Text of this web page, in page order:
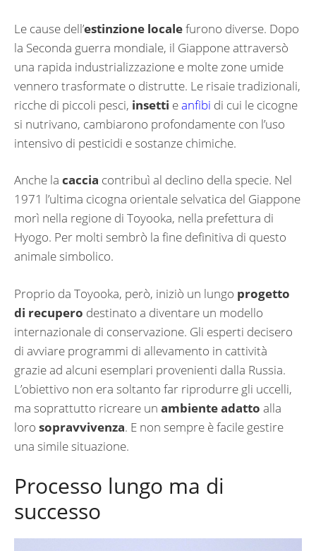
Le cause dell’estinzione localefurono diverse. Dopo
la Seconda guerra mondiale, il Giappone attraversò
una rapida industrializzazione e molte zone umide
vennero trasformate o distrutte. Le risaie tradizionali,
ricche di piccoli pesci, insetti eanfibi di cui le cicogne
si nutrivano, cambiarono profondamente con l’uso
intensivo di pesticidi e sostanze chimiche.
Anche la caccia contribuì al declino della specie. Nel
1971 l’ultima cicogna orientale selvatica del Giappone
morì nella regione di Toyooka, nella prefettura di
Hyogo. Per molti sembrò la fine definitiva di questo
animale simbolico.
Proprio da Toyooka, però, iniziò un lungo progetto
di recupero destinato a diventare un modello
internazionale di conservazione. Gli esperti decisero
di avviare programmi di allevamento in cattività
grazie ad alcuni esemplari provenienti dalla Russia.
L’obiettivo non era soltanto far riprodurre gli uccelli,
ma soprattutto ricreare un ambiente adatto alla
loro sopravvivenza. E non sempre è facile gestire
una simile situazione.
Processo lungo ma di
successo